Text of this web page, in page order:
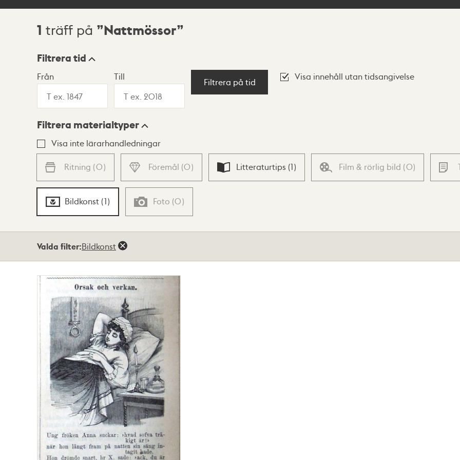
Sökresultat
1 träff på Nattmössor
Visningsläge
Lista Karta
Filtrera tid
Från Till
Filtrera på tid
Visa innehåll utan tidsangivelse
Filtrera materialtyper
Visa inte lärarhandledningar
Ritning (0) Föremål (0) Litteraturtips (1) Film & rörlig bild (0)
Bildkonst (1) Foto (0)
Valda filter:Bildkonst